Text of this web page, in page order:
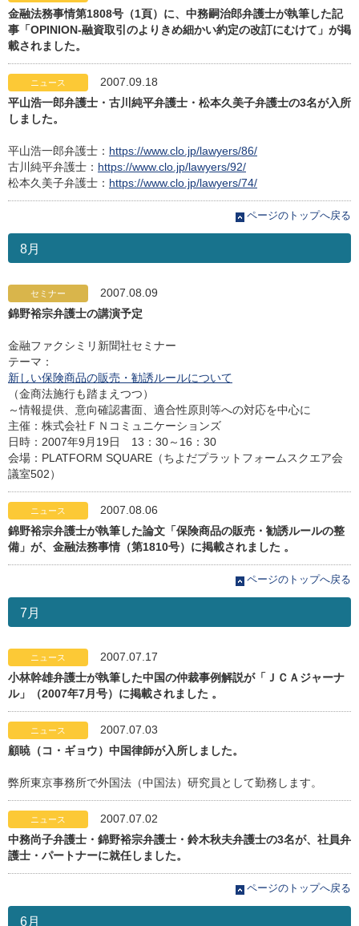
金融法務事情第1808号（1頁）に、中務嗣治郎弁護士が執筆した記
事「OPINION-融資取引のよりきめ細かい約定の改訂にむけて」が掲
載されました。
ニュース
2007.09.18
平山浩一郎弁護士・古川純平弁護士・松本久美子弁護士の3名が入所
しました。
平山浩一郎弁護士： https://www.clo.jp/lawyers/86/
古川純平弁護士： https://www.clo.jp/lawyers/92/
松本久美子弁護士： https://www.clo.jp/lawyers/74/
ページのトップへ戻る
8月
セミナー
2007.08.09
錦野裕宗弁護士の講演予定
金融ファクシミリ新聞社セミナー
テーマ：
新しい保険商品の販売・勧誘ルールについて
（金商法施行も踏まえつつ）
～情報提供、意向確認書面、適合性原則等への対応を中心に
主催：株式会社ＦＮコミュニケーションズ
日時：2007年9月19日 13：30～16：30
会場：PLATFORM SQUARE（ちよだプラットフォームスクエア会
議室502）
ニュース
2007.08.06
錦野裕宗弁護士が執筆した論文「保険商品の販売・勧誘ルールの整
備」が、金融法務事情（第1810号）に掲載されました 。
ページのトップへ戻る
7月
ニュース
2007.07.17
小林幹雄弁護士が執筆した中国の仲裁事例解説が「ＪＣＡジャーナ
ル」（2007年7月号）に掲載されました 。
ニュース
2007.07.03
顧暁（コ・ギョウ）中国律師が入所しました。
弊所東京事務所で外国法（中国法）研究員として勤務します。
ニュース
2007.07.02
中務尚子弁護士・錦野裕宗弁護士・鈴木秋夫弁護士の3名が、社員弁
護士・パートナーに就任しました。
ページのトップへ戻る
6月